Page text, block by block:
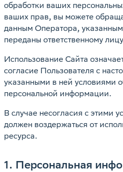
обработки ваших
ваших прав, вы можете
данным Оператора,
переданы ответственному
Использование Сайта
согласие Пользователя с
указанными в ней условиями
персональной информации.
В случае несогласия с этими
должен воздержаться от
ресурса.
1. Персональная